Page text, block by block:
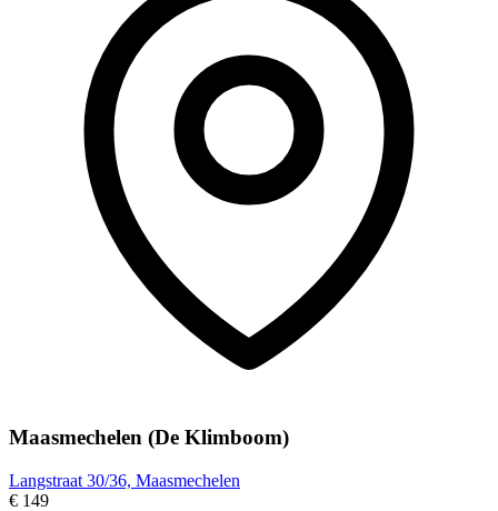
Maasmechelen (De Klimboom)
Langstraat 30/36, Maasmechelen
€ 149